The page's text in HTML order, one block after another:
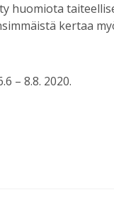
huomiota
kertaa
– 8.8. 2020.